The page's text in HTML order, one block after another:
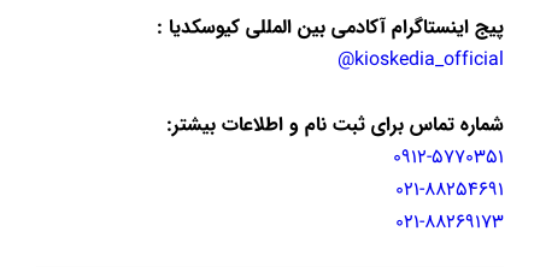
پیج اینستاگرام آکادمی بین المللی کیوسکدیا :
kioskedia_official@
شماره تماس برای ثبت نام و اطلاعات بیشتر:
0912-5770351
021-88254691
021-88269173